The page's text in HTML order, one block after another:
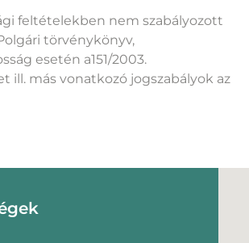
feltételekben nem szabályozott
törvénykönyv,
esetén a151/2003.
ill. más vonatkozó jogszabályok az